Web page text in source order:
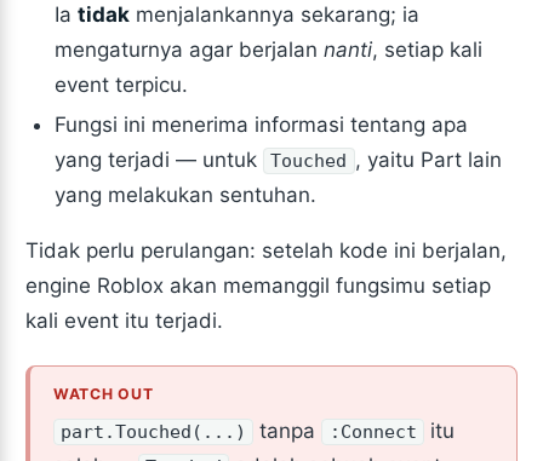
Iatidak menjalankannya sekarang; ia
mengaturnya agar berjalannanti, setiap kali
event terpicu.
Fungsi ini menerima informasi tentang apa
yang terjadi — untuk
Touched , yaitu Part lain
yang melakukan sentuhan.
Tidak perlu perulangan: setelah kode ini berjalan,
engine Roblox akan memanggil fungsimu setiap
kali event itu terjadi.
part.Touched(...) tanpa :Connect
itu